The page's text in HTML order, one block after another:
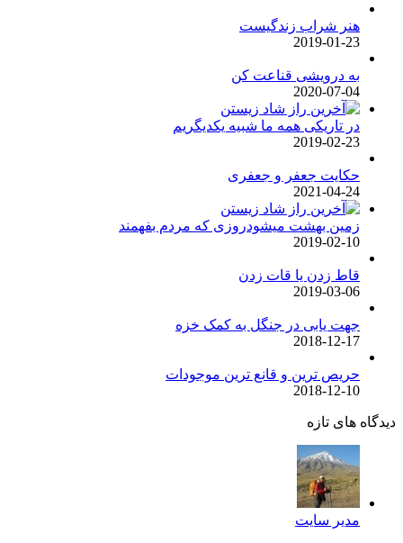
هنر شراب زندگیست
2019-01-23
به درویشی قناعت کن
2020-07-04
در تاریکی همه ما شبیه یکدیگریم
2019-02-23
حکایت جعفر و جعفری
2021-04-24
زمین بهشت میشودروزی که مردم بفهمند
2019-02-10
قاط زدن یا قات زدن
2019-03-06
جهت یابی در جنگل به کمک خزه
2018-12-17
حریص ترین و قانع ترین موجودات
2018-12-10
دیدگاه های تازه
مدیر سایت